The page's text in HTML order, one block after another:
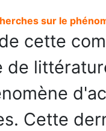
sur le
cette
de
Cette